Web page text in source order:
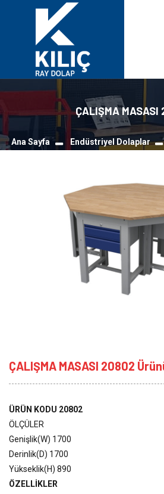
ÇALIŞMA MASASI
Ana Sayfa Endüstriyel Dolaplar
ÇALIŞMA MASASI 20802
ÜRÜN KODU 20802
ÖLÇÜLER
Genişlik(W) 1700
Derinlik(D) 1700
Yükseklik(H) 890
ÖZELLİKLER